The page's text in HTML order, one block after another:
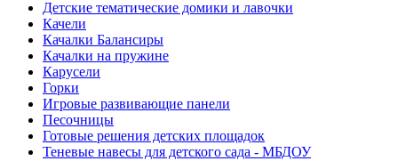
Детские тематические домики и лавочки
Качели
Качалки Балансиры
Качалки на пружине
Карусели
Горки
Игровые развивающие панели
Песочницы
Готовые решения детских площадок
Теневые навесы для детского сада - МБДОУ